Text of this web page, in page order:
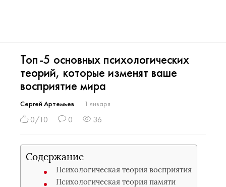
Топ-5 основных психологических
теорий, которые изменят ваше
восприятие мира
Сергей Артемьев 1 января
0/10 0 36
Содержание
Психологическая теория восприятия
Психологическая теория памяти